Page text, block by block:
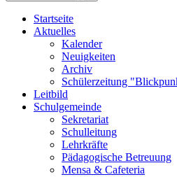
Startseite
Aktuelles
Kalender
Neuigkeiten
Archiv
Schülerzeitung
Leitbild
Schulgemeinde
Sekretariat
Schulleitung
Lehrkräfte
Pädagogische Betreuung
Mensa & Cafeteria